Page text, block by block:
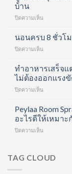
Collagen
คอ
ลา
ช็อต
ข้อ
และ
หนึ่ง
เดียว
บ้าน
ปิดความเห็น
ครบ
ขั้น
ด้วย
Hair
Routine
ทำได้
เอง
นอนครบ 8 ชั่วโ
ปิดความเห็น
ชั่วโมง
แต่
ตื่น
มา
สดชื่น
ทำอาหารเสร็จ
ไม่ต้องออกแรง
ปิดความเห็น
เสร็จ
แต่
ครัว
5
Peylaa Room
อะไรดีให้เหมา
ปิดความเห็น
Spray
TAG CLOUD